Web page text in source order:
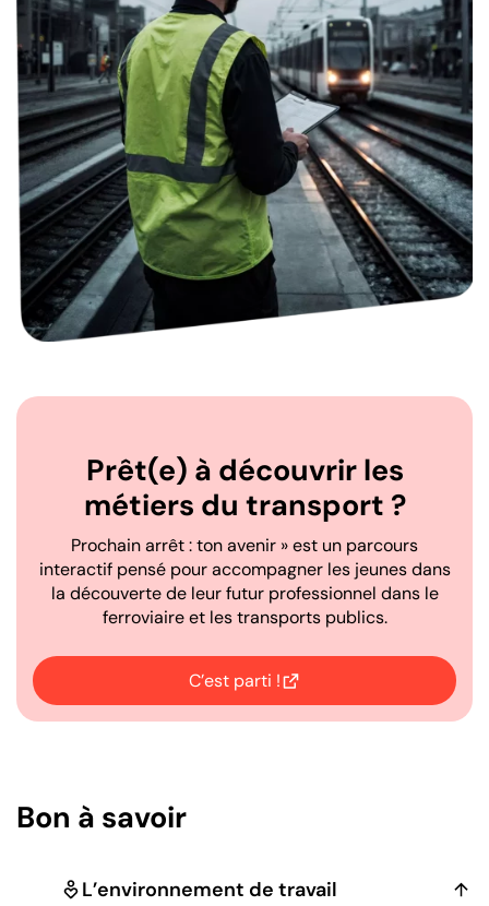
Prêt(e) à découvrir les
métiers du transport ?
Prochain arrêt : ton avenir » est un parcours
interactif pensé pour accompagner les jeunes dans
la découverte de leur futur professionnel dans le
ferroviaire et les transports publics.
C’est parti !Ouvrir dans un nouvel onglet
Bon à savoir
L’environnement de travail